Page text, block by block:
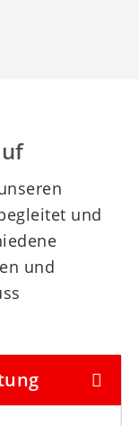
und
und